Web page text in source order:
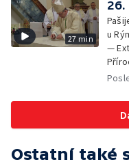
27 min
26.
u
—
Ostatní také